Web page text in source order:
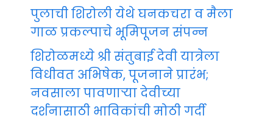
पुलाची शिरोली येथे घनकचरा व मैला
गाळ प्रकल्पाचे भूमिपूजन संपन्न
शिरोळमध्ये श्री संतुबाई देवी यात्रेला
विधीवत अभिषेक, पूजनाने प्रारंभ;
नवसाला पावणाऱ्या देवीच्या
दर्शनासाठी भाविकांची मोठी गर्दी